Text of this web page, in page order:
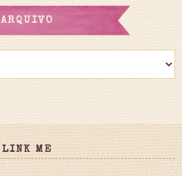
ARQUIVO
LINK ME